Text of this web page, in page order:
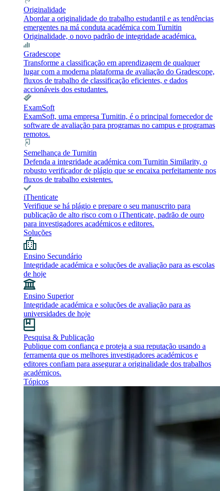
Originalidade
Abordar a originalidade do trabalho estudantil e as tendências
emergentes na má conduta académica com Turnitin
Originalidade, o novo padrão de integridade académica.
Gradescope
Transforme a classificação em aprendizagem de qualquer
lugar com a moderna plataforma de avaliação do Gradescope,
fluxos de trabalho de classificação eficientes, e dados
accionáveis dos estudantes.
ExamSoft
ExamSoft, uma empresa Turnitin, é o principal fornecedor de
software de avaliação para programas no campus e programas
remotos.
Semelhança de Turnitin
Defenda a integridade académica com Turnitin Similarity, o
robusto verificador de plágio que se encaixa perfeitamente nos
fluxos de trabalho existentes.
iThenticate
Verifique se há plágio e prepare o seu manuscrito para
publicação de alto risco com o iThenticate, padrão de ouro
para investigadores académicos e editores.
Soluções
Ensino Secundário
Integridade académica e soluções de avaliação para as escolas
de hoje
Ensino Superior
Integridade académica e soluções de avaliação para as
universidades de hoje
Pesquisa & Publicação
Publique com confiança e proteja a sua reputação usando a
ferramenta que os melhores investigadores académicos e
editores confiam para assegurar a originalidade dos trabalhos
académicos.
Tópicos